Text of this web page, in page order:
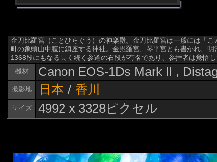
金刀比羅宮（ことひらぐう）の神楽殿。金刀比羅宮は一般には「
町の象頭山中腹に鎮座する神社。金毘羅宮、琴平宮とも書かれ、
1368段にもなる長く続く参道の石段が有名であり、参拝者は覚悟
機材
Canon EOS-1Ds Mark II ,
撮影地 日本 / 香川
サイズ 4992 x 3328ピクセル